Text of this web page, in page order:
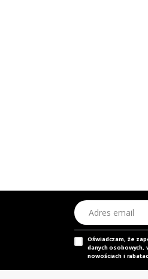
Adres email
Oświadczam, że
danych osobowych,
nowościach i